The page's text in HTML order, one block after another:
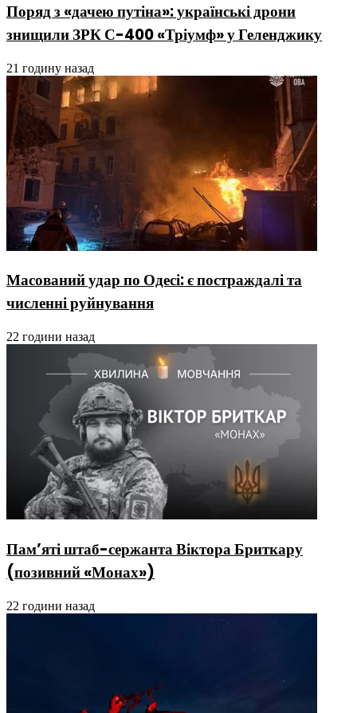
Поряд з «дачею путіна»: українські дрони
знищили ЗРК С-400 «Тріумф» у Геленджику
21 годину назад
Масований удар по Одесі: є постраждалі та
численні руйнування
22 години назад
Пам’яті штаб-сержанта Віктора Бриткару
(позивний «Монах»)
22 години назад